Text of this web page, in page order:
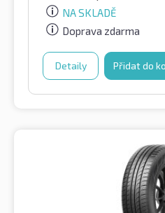
NA SKLADĚ
Doprava zdarma
Detaily Přidat do